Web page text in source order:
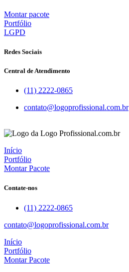
Montar pacote
Portfólio
LGPD
Redes Sociais
Central de Atendimento
(11) 2222-0865
contato@logoprofissional.com.br
Início
Portfólio
Montar Pacote
Contate-nos
(11) 2222-0865
contato@logoprofissional.com.br
Início
Portfólio
Montar Pacote